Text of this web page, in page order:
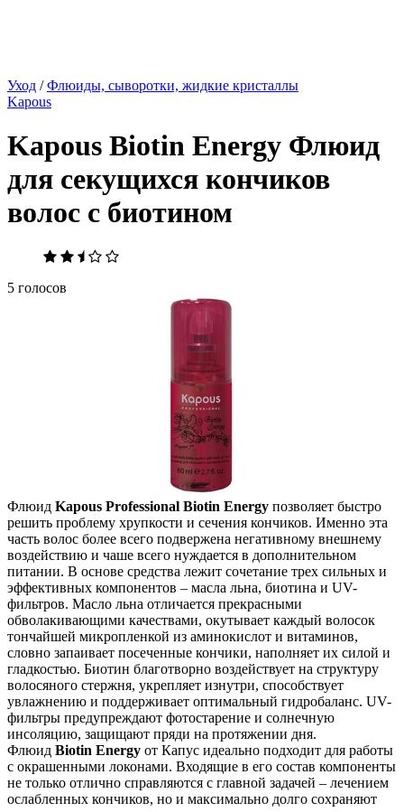
Уход /Флюиды, сыворотки, жидкие кристаллы
Kapous
Kapous Biotin Energy Флюид
для секущихся кончиков
волос с биотином
5 голосов
Флюид Kapous Professional Biotin Energy позволяет быстро
решить проблему хрупкости и сечения кончиков. Именно эта
часть волос более всего подвержена негативному внешнему
воздействию и чаше всего нуждается в дополнительном
питании. В основе средства лежит сочетание трех сильных и
эффективных компонентов – масла льна, биотина и UV-
фильтров. Масло льна отличается прекрасными
обволакивающими качествами, окутывает каждый волосок
тончайшей микропленкой из аминокислот и витаминов,
словно запаивает посеченные кончики, наполняет их силой и
гладкостью. Биотин благотворно воздействует на структуру
волосяного стержня, укрепляет изнутри, способствует
увлажнению и поддерживает оптимальный гидробаланс. UV-
фильтры предупреждают фотостарение и солнечную
инсоляцию, защищают пряди на протяжении дня.
Флюид Biotin Energy от Капус идеально подходит для работы
с окрашенными локонами. Входящие в его состав компоненты
не только отлично справляются с главной задачей – лечением
ослабленных кончиков, но и максимально долго сохраняют